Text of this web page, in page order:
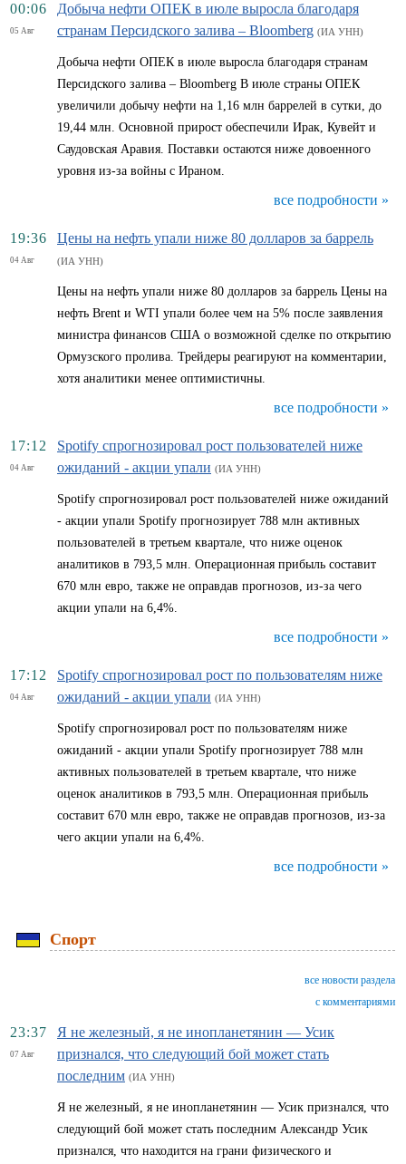
00:06
05 Авг
Добыча нефти ОПЕК в июле выросла благодаря
странам Персидского залива – Bloomberg (ИА УНН)
Добыча нефти ОПЕК в июле выросла благодаря странам
Персидского залива – Bloomberg В июле страны ОПЕК
увеличили добычу нефти на 1,16 млн баррелей в сутки, до
19,44 млн. Основной прирост обеспечили Ирак, Кувейт и
Саудовская Аравия. Поставки остаются ниже довоенного
уровня из-за войны с Ираном.
все подробности »
19:36
04 Авг
Цены на нефть упали ниже 80 долларов за баррель
(ИА УНН)
Цены на нефть упали ниже 80 долларов за баррель Цены на
нефть Brent и WTI упали более чем на 5% после заявления
министра финансов США о возможной сделке по открытию
Ормузского пролива. Трейдеры реагируют на комментарии,
хотя аналитики менее оптимистичны.
все подробности »
17:12
04 Авг
Spotify спрогнозировал рост пользователей ниже
ожиданий - акции упали (ИА УНН)
Spotify спрогнозировал рост пользователей ниже ожиданий
- акции упали Spotify прогнозирует 788 млн активных
пользователей в третьем квартале, что ниже оценок
аналитиков в 793,5 млн. Операционная прибыль составит
670 млн евро, также не оправдав прогнозов, из-за чего
акции упали на 6,4%.
все подробности »
17:12
04 Авг
Spotify спрогнозировал рост по пользователям ниже
ожиданий - акции упали (ИА УНН)
Spotify спрогнозировал рост по пользователям ниже
ожиданий - акции упали Spotify прогнозирует 788 млн
активных пользователей в третьем квартале, что ниже
оценок аналитиков в 793,5 млн. Операционная прибыль
составит 670 млн евро, также не оправдав прогнозов, из-за
чего акции упали на 6,4%.
все подробности »
Спорт
все новости раздела
с комментариями
23:37
07 Авг
Я не железный, я не инопланетянин — Усик
признался, что следующий бой может стать
последним (ИА УНН)
Я не железный, я не инопланетянин — Усик признался, что
следующий бой может стать последним Александр Усик
признался, что находится на грани физического и